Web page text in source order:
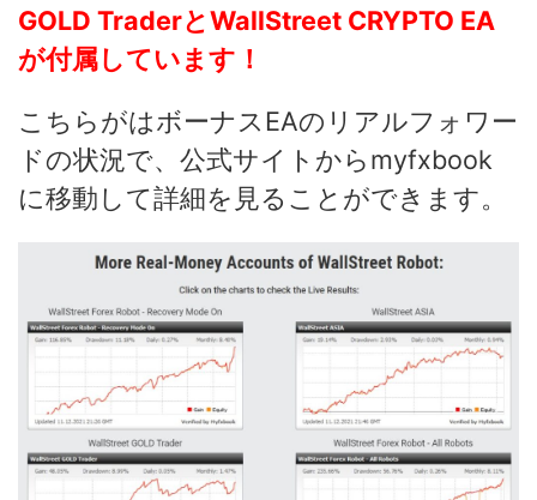
GOLD TraderとWallStreet CRYPTO EA
が付属しています！
こちらがはボーナスEAのリアルフォワー
ドの状況で、公式サイトからmyfxbook
に移動して詳細を見ることができます。